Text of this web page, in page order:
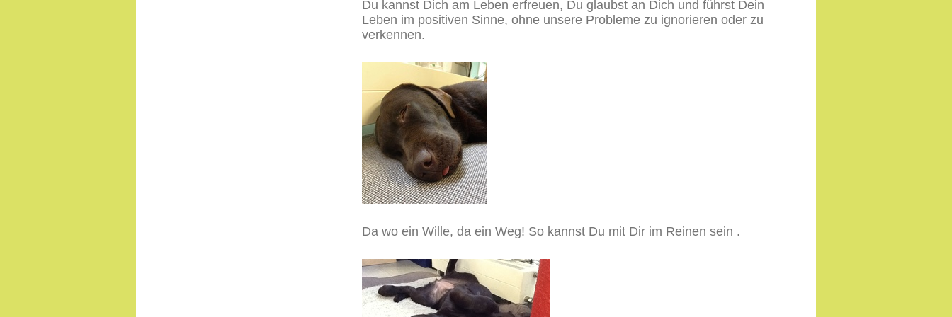
Du kannst Dich am Leben erfreuen, Du glaubst an Dich und führst Dein
Leben im positiven Sinne, ohne unsere Probleme zu ignorieren oder zu
verkennen.
Da wo ein Wille, da ein Weg! So kannst Du mit Dir im Reinen sein .